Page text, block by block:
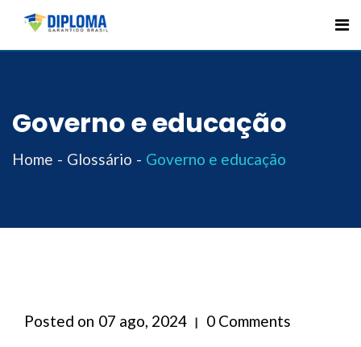
Skip
Governo e educação
Home Glossário Governo e educação
Posted on 07 ago, 2024 0 Comments